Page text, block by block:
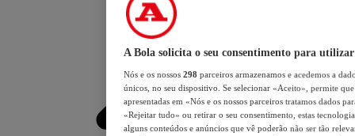
A Bola solicita o seu consentimento para utilizar
Nós e os nossos 298 parceiros armazenamos e acedemos a
únicos, no seu dispositivo. Se selecionar «Aceito», permite
apresentadas em «Nós e os nossos parceiros tratamos dados
«Rejeitar tudo» ou retirar o seu consentimento, estas
alguns conteúdos e anúncios que vê poderão não ser tão